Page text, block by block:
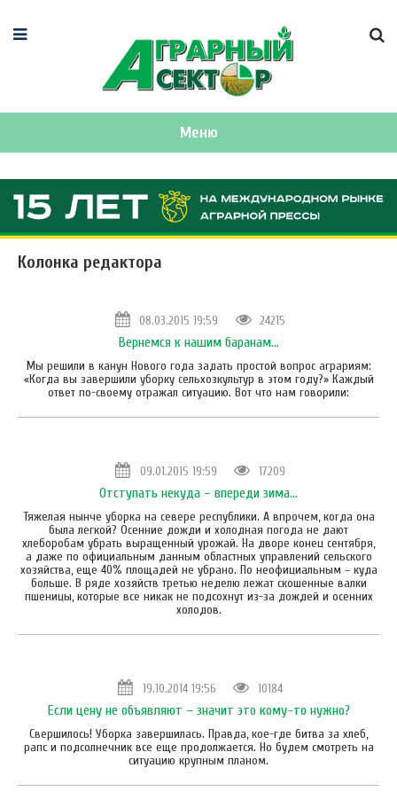
Меню
Колонка редактора
08.03.2015 19:59 24215
Вернемся к нашим баранам…
Мы решили в канун Нового года задать простой вопрос аграриям:
«Когда вы завершили уборку сельхозкультур в этом году?» Каждый
ответ по-своему отражал ситуацию. Вот что нам говорили:
09.01.2015 19:59 17209
Отступать некуда – впереди зима…
Тяжелая нынче уборка на севере республики. А впрочем, когда она
была легкой? Осенние дожди и холодная погода не дают
хлеборобам убрать выращенный урожай. На дворе конец сентября,
а даже по официальным данным областных управлений сельского
хозяйства, еще 40% площадей не убрано. По неофициальным – куда
больше. В ряде хозяйств третью неделю лежат скошенные валки
пшеницы, которые все никак не подсохнут из-за дождей и осенних
холодов.
19.10.2014 19:56 10184
Если цену не объявляют – значит это кому-то нужно?
Свершилось! Уборка завершилась. Правда, кое-где битва за хлеб,
рапс и подсолнечник все еще продолжается. Но будем смотреть на
ситуацию крупным планом.